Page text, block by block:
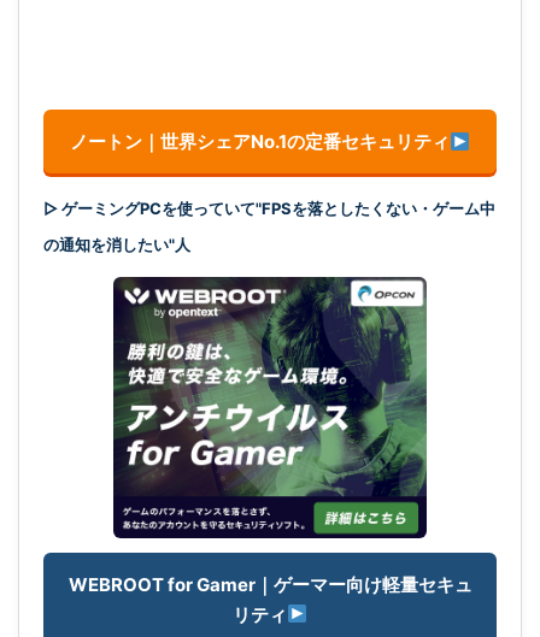
ノートン｜世界シェアNo.1の定番セキュリティ
▷ ゲーミングPCを使っていて"FPSを落としたくない・ゲーム中
の通知を消したい"人
WEBROOT for Gamer｜ゲーマー向け軽量セキュ
リティ